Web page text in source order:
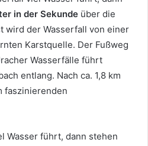
in der Sekunde über die
wird der Wasserfall von einer
Karstquelle. Der Fußweg
Wasserfälle führt
entlang. Nach ca. 1,8 km
faszinierenden
Wasser führt, dann stehen